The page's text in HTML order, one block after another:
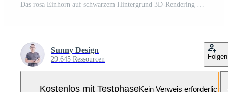
Das rosa Einhorn auf schwarzem Hintergrund 3D-Rendering Pro Foto
Sunny Design
29.645 Ressourcen Folgen
Kostenlos mit TestphaseKein Verweis erforderlich